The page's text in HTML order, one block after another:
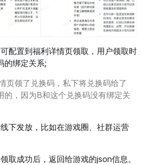
可配置到福利详情页领取，用户领取时
的绑定关系;
页领了兑换码，私下将兑换码给了
的，因为B和这个兑换码没有绑定关
线下发放，比如在游戏圈、社群运营
领取成功后，返回给游戏的json信息。